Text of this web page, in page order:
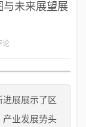
与未来展望展
论
展展示了区
产业发展势头